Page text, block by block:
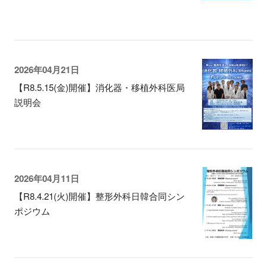
2026年04月21日
【R8.5.15(金)開催】消化器・移植外科医局
説明会
2026年04月11日
【R8.4.21(火)開催】整形外科日韓合同シン
ポジウム